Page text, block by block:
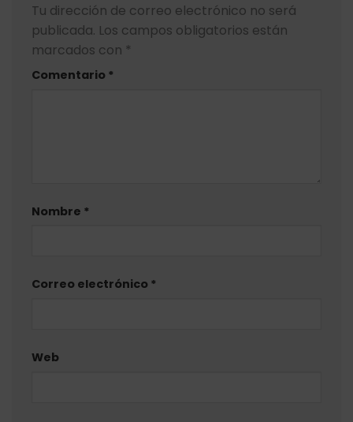
Tu dirección de correo electrónico no será
publicada. Los campos obligatorios están
marcados con *
Comentario *
Nombre *
Correo electrónico *
Web